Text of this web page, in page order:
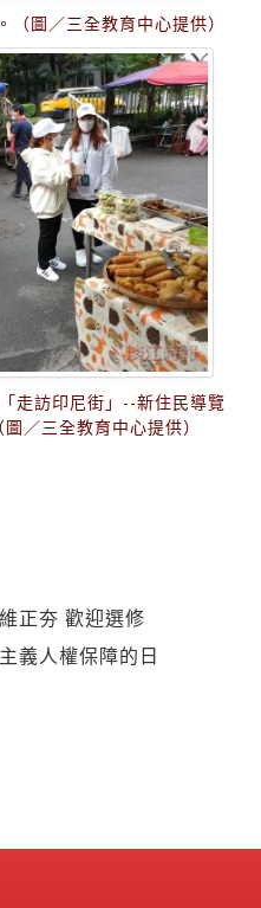
圖／三全教育中心提供）
走訪印尼街」--新住民導覽
／三全教育中心提供）
正夯 歡迎選修
義人權保障的日